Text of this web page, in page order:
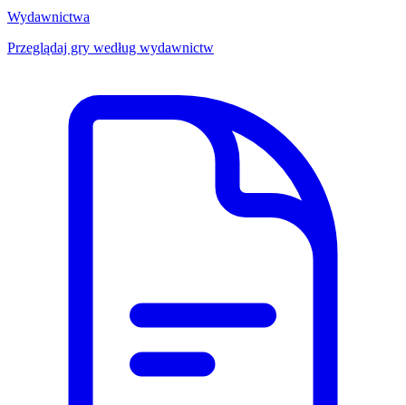
Wydawnictwa
Przeglądaj gry według wydawnictw